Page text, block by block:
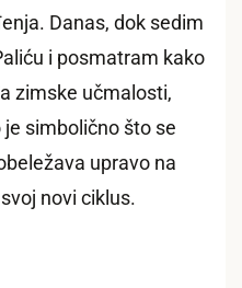
Danas, dok sedim
i posmatram kako
zimske učmalosti,
simbolično što se
upravo na
novi ciklus.